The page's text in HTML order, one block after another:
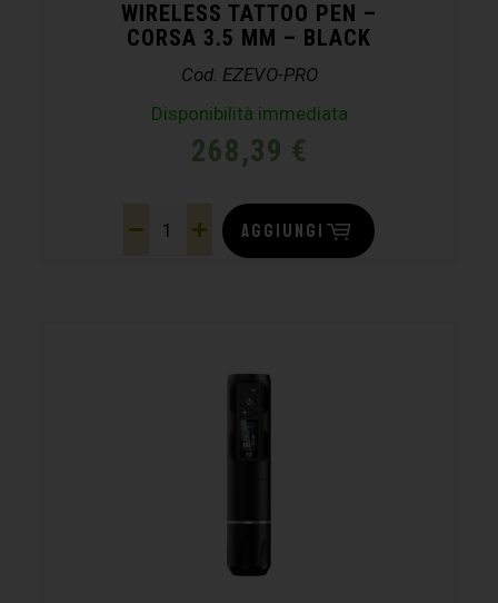
WIRELESS TATTOO PEN –
CORSA 3.5 MM – BLACK
Cod. EZEVO-PRO
Disponibilità immediata
268,39 €
AGGIUNGI